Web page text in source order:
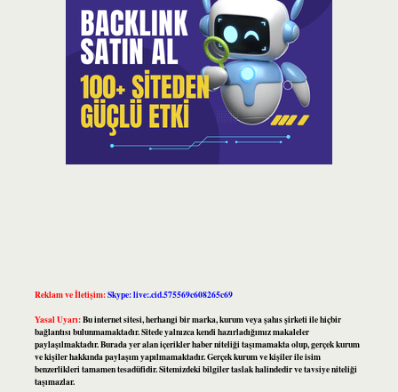
Reklam ve İletişim:Skype: live:.cid.575569c608265c69
Yasal Uyarı:Bu internet sitesi, herhangi bir marka, kurum veya şahıs şirketi ile hiçbir
bağlantısı bulunmamaktadır. Sitede yalnızca kendi hazırladığımız makaleler
paylaşılmaktadır. Burada yer alan içerikler haber niteliği taşımamakta olup, gerçek kurum
ve kişiler hakkında paylaşım yapılmamaktadır. Gerçek kurum ve kişiler ile isim
benzerlikleri tamamen tesadüfidir. Sitemizdeki bilgiler taslak halindedir ve tavsiye niteliği
taşımazlar.